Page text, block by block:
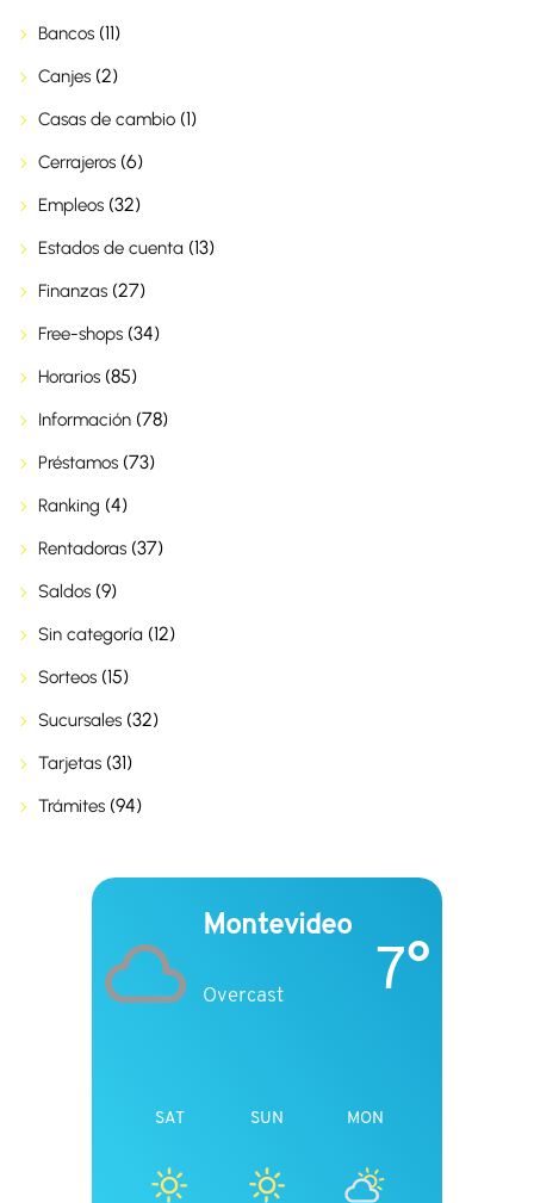
Bancos (11)
Canjes (2)
Casas de cambio (1)
Cerrajeros (6)
Empleos (32)
Estados de cuenta (13)
Finanzas (27)
Free-shops (34)
Horarios (85)
Información (78)
Préstamos (73)
Ranking (4)
Rentadoras (37)
Saldos (9)
Sin categoría (12)
Sorteos (15)
Sucursales (32)
Tarjetas (31)
Trámites (94)
Montevideo
Overcast 7°
SAT SUN MON